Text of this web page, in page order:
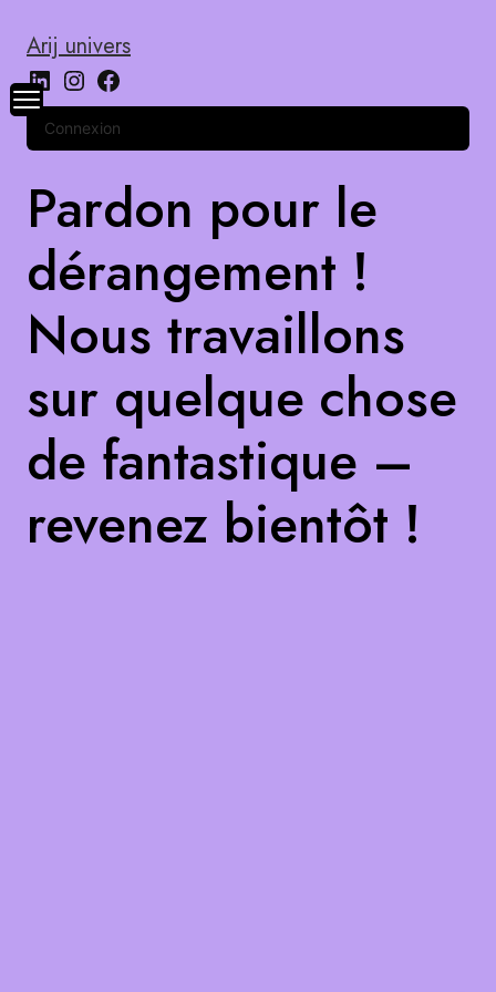
Arij univers
Connexion
Pardon pour le
dérangement !
Nous travaillons
sur quelque chose
de fantastique –
revenez bientôt !